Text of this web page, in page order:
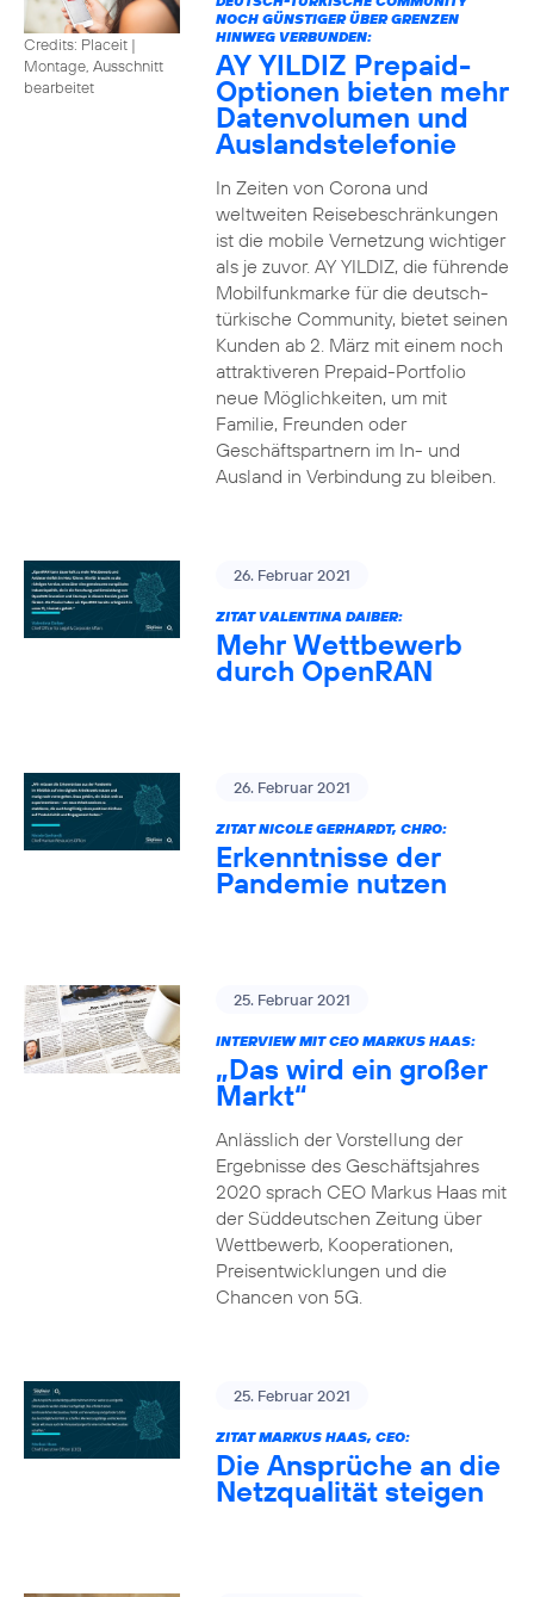
Credits: Placeit |
Montage, Ausschnitt
bearbeitet
NOCH GÜNSTIGER ÜBER GRENZEN
HINWEG VERBUNDEN:
AY YILDIZ Prepaid-
Optionen bieten mehr
Datenvolumen und
Auslandstelefonie
In Zeiten von Corona und
weltweiten Reisebeschränkungen
ist die mobile Vernetzung wichtiger
als je zuvor. AY YILDIZ, die führende
Mobilfunkmarke für die deutsch-
türkische Community, bietet seinen
Kunden ab 2. März mit einem noch
attraktiveren Prepaid-Portfolio
neue Möglichkeiten, um mit
Familie, Freunden oder
Geschäftspartnern im In- und
Ausland in Verbindung zu bleiben.
26. Februar 2021
ZITAT VALENTINA DAIBER:
Mehr Wettbewerb
durch OpenRAN
26. Februar 2021
ZITAT NICOLE GERHARDT, CHRO:
Erkenntnisse der
Pandemie nutzen
25. Februar 2021
INTERVIEW MIT CEO MARKUS HAAS:
„Das wird ein großer
Markt“
Anlässlich der Vorstellung der
Ergebnisse des Geschäftsjahres
2020 sprach CEO Markus Haas mit
der Süddeutschen Zeitung über
Wettbewerb, Kooperationen,
Preisentwicklungen und die
Chancen von 5G.
25. Februar 2021
ZITAT MARKUS HAAS, CEO:
Die Ansprüche an die
Netzqualität steigen